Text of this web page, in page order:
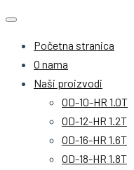
Početna stranica
O nama
Naši proizvodi
OD-10-HR 1.0T
OD-12-HR 1.2T
OD-16-HR 1.6T
OD-18-HR 1.8T